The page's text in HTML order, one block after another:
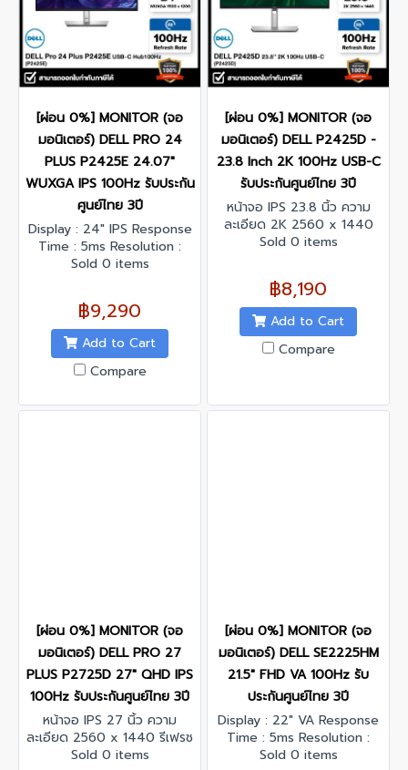
[ผ่อน 0%] MONITOR (จอ
มอนิเตอร์) DELL PRO 24
PLUS P2425E 24.07"
WUXGA IPS 100Hz รับประกัน
ศูนย์ไทย 3ปี
Display : 24" IPS Response
Time : 5ms Resolution :
1920 x 1200 @100 Hz
Interface : DisplayPort x 2,
HDMI x 1 , USB 3.2 Gen1
Type-A x 3,USB 3.2 Gen1
Type-C x 2
Sold 0 items
฿9,290
Add to Cart
Compare
[ผ่อน 0%] MONITOR (จอ
มอนิเตอร์) DELL P2425D -
23.8 Inch 2K 100Hz USB-C
รับประกันศูนย์ไทย 3ปี
หน้าจอ IPS 23.8 นิ้ว ความ
ละเอียด 2K 2560 x 1440
รีเฟรชเรทสูงสุด 100 Hz
Sold 0 items
฿8,190
Add to Cart
Compare
[ผ่อน 0%] MONITOR (จอ
มอนิเตอร์) DELL PRO 27
PLUS P2725D 27" QHD IPS
100Hz รับประกันศูนย์ไทย 3ปี
หน้าจอ IPS 27 นิ้ว ความ
ละเอียด 2560 x 1440 รีเฟรช
เรทสูงสุด 100 Hz
Sold 0 items
[ผ่อน 0%] MONITOR (จอ
มอนิเตอร์) DELL SE2225HM
21.5" FHD VA 100Hz รับ
ประกันศูนย์ไทย 3ปี
Display : 22" VA Response
Time : 5ms Resolution :
1920 x 1080 @100 Hz
Sold 0 items